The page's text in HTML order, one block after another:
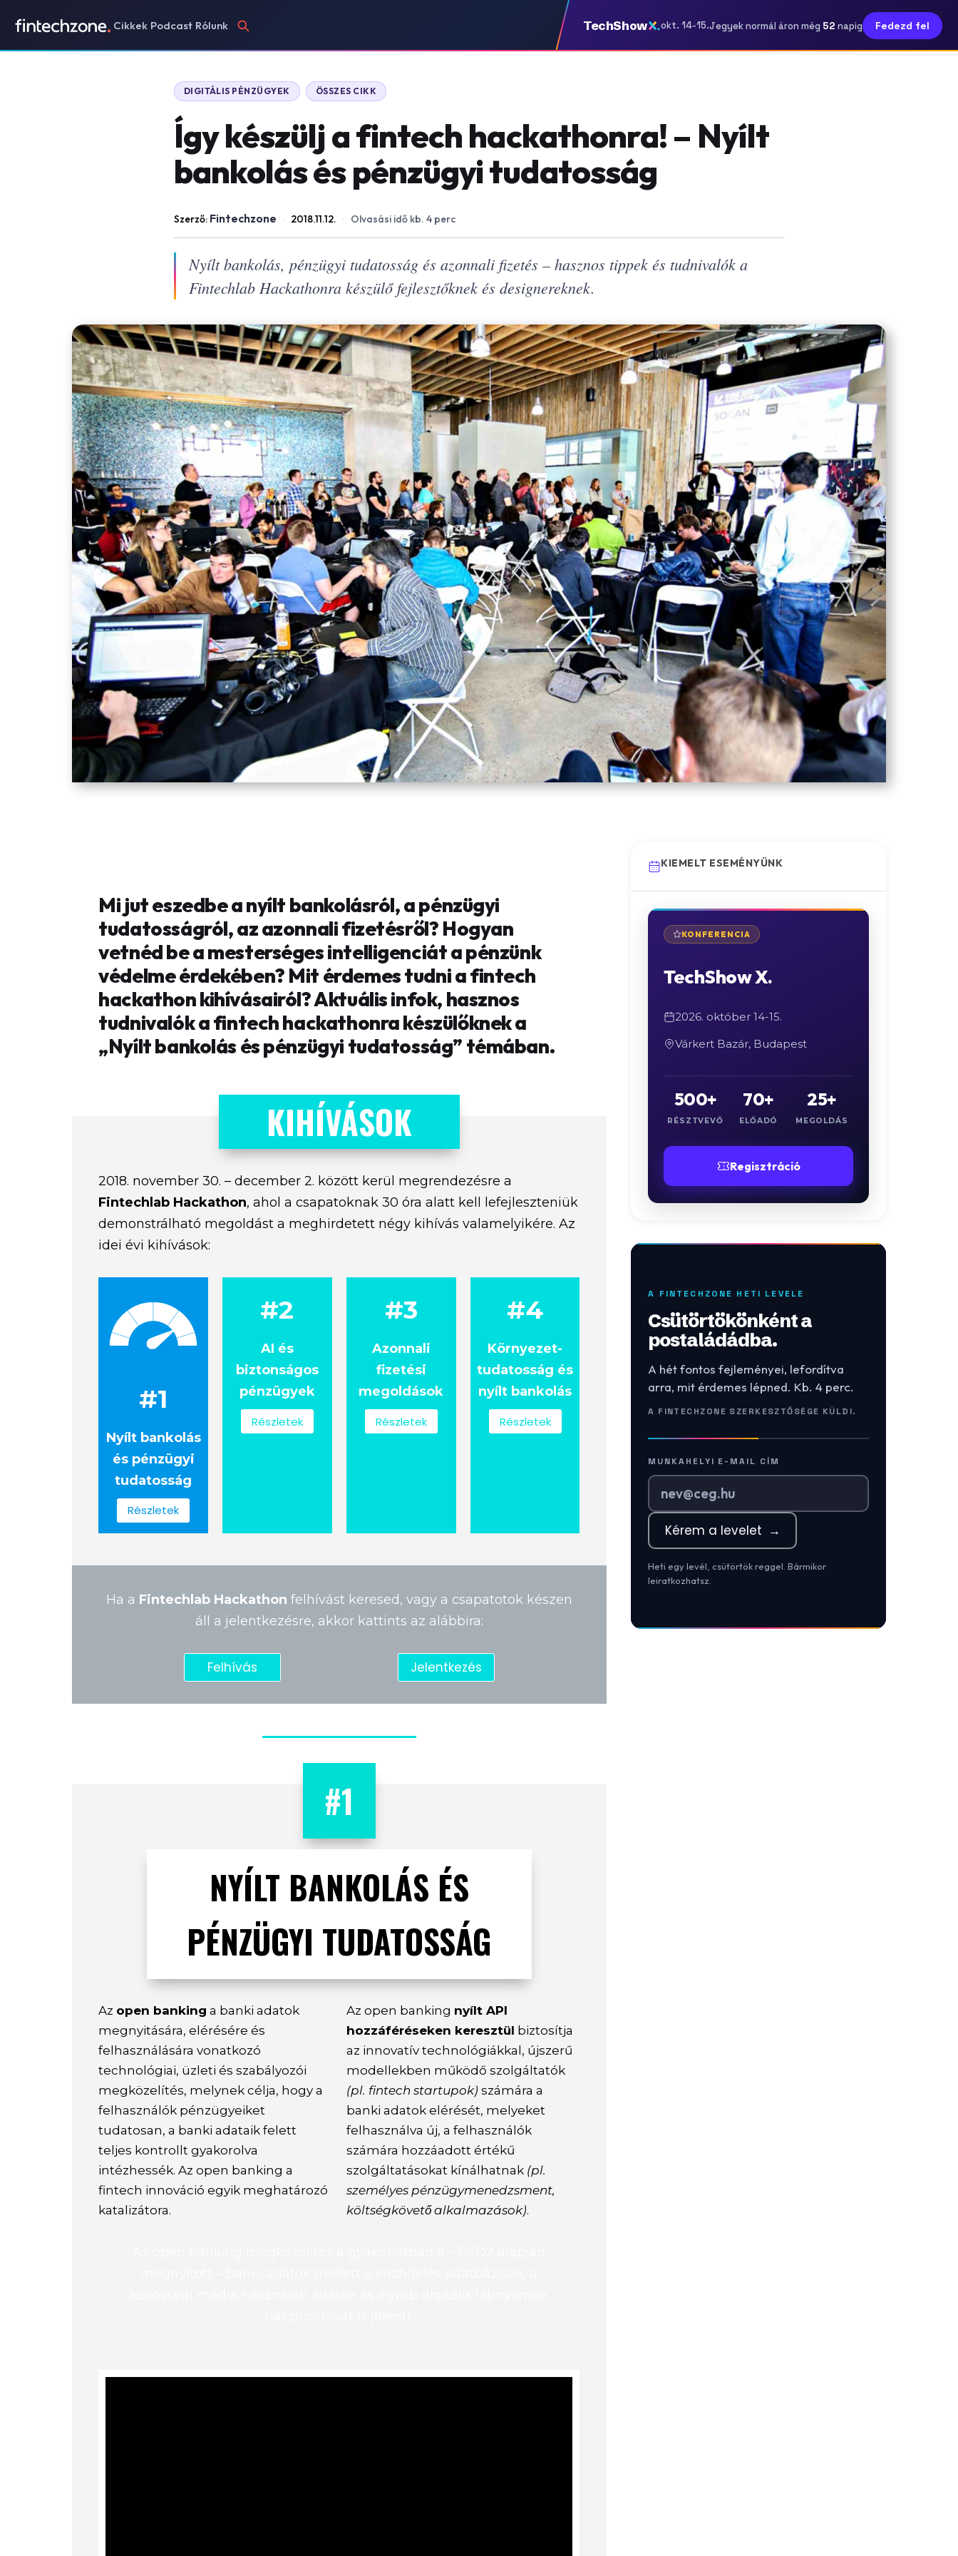
Cikkek Podcast Rólunk TechShow okt. 14-15.Jegyek normál áron még 52 napig Fedezd fel
DIGITÁLIS PÉNZÜGYEK ÖSSZES CIKK
Így készülj a fintech hackathonra! – Nyílt
bankolás és pénzügyi tudatosság
Szerző: Fintechzone · 2018.11.12. · Olvasási idő kb. 4 perc
Nyílt bankolás, pénzügyi tudatosság és azonnali fizetés – hasznos tippek és tudnivalók a
Fintechlab Hackathonra készülő fejlesztőknek és designereknek.
Mi jut eszedbe a nyílt bankolásról, a pénzügyi
tudatosságról, az azonnali fizetésről? Hogyan
vetnéd be a mesterséges intelligenciát a pénzünk
védelme érdekében? Mit érdemes tudni a fintech
hackathon kihívásairól? Aktuális infok, hasznos
tudnivalók a fintech hackathonra készülőknek a
„Nyílt bankolás és pénzügyi tudatosság” témában.
KIHÍVÁSOK
2018. november 30. – december 2. között kerül megrendezésre a
Fintechlab Hackathon, ahol a csapatoknak 30 óra alatt kell lefejleszteniük
demonstrálható megoldást a meghirdetett négy kihívás valamelyikére. Az
idei évi kihívások:
#1
Nyílt bankolás
és pénzügyi
tudatosság
Részletek
#2
AI és
biztonságos
pénzügyek
Részletek
#3
Azonnali
fizetési
megoldások
Részletek
#4
Környezet-
tudatosság és
nyílt bankolás
Részletek
Ha a Fintechlab Hackathon felhívást keresed, vagy a csapatotok készen
áll a jelentkezésre, akkor kattints az alábbira:
Felhívás Jelentkezés
#1
NYÍLT BANKOLÁS ÉS
PÉNZÜGYI TUDATOSSÁG
Az open banking a banki adatok
megnyitására, elérésére és
felhasználására vonatkozó
technológiai, üzleti és szabályozói
megközelítés, melynek célja, hogy a
felhasználók pénzügyeiket
tudatosan, a banki adataik felett
teljes kontrollt gyakorolva
intézhessék. Az open banking a
fintech innováció egyik meghatározó
katalizátora.
Az open banking nyílt API
hozzáféréseken keresztül biztosítja
az innovatív technológiákkal, újszerű
modellekben működő szolgáltatók
(pl. fintech startupok) számára a
banki adatok elérését, melyeket
felhasználva új, a felhasználók
számára hozzáadott értékű
szolgáltatásokat kínálhatnak (pl.
személyes pénzügymenedzsment,
költségkövető alkalmazások).
KIEMELT ESEMÉNYÜNK
KONFERENCIA
TechShow X.
2026. október 14-15.
Várkert Bazár, Budapest
500+
RÉSZTVEVŐ
70+
ELŐADÓ
25+
MEGOLDÁS
Regisztráció
A FINTECHZONE HETI LEVELE
Csütörtökönként a
postaládádba.
A hét fontos fejleményei, lefordítva
arra, mit érdemes lépned. Kb. 4 perc.
A FINTECHZONE SZERKESZTŐSÉGE KÜLDI.
MUNKAHELYI E-MAIL CÍM
Kérem a levelet →
Heti egy levél, csütörtök reggel. Bármikor
leiratkozhatsz.